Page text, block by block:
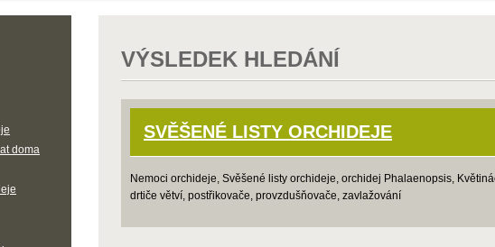
VÝSLEDEK HLEDÁNÍ
SVĚŠENÉ LISTY ORCHIDEJE
Nemoci orchideje, Svěšené listy orchideje, orchidej Phalaenopsis,
drtiče větví, postřikovače, provzdušňovače, zavlažování
doma